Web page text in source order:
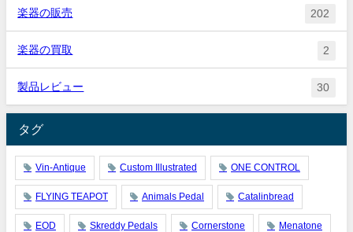
楽器の販売 202
楽器の買取 2
製品レビュー 30
タグ
Vin-Antique Custom Illustrated ONE CONTROL
FLYING TEAPOT Animals Pedal Catalinbread
EOD Skreddy Pedals Cornerstone Menatone